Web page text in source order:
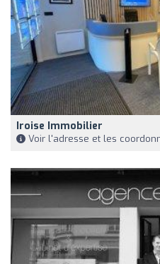
Iroise Immobilier
Voir l'adresse et les